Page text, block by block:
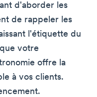
d'aborder les
de rappeler les
l'étiquette du
votre
offre la
à vos clients.